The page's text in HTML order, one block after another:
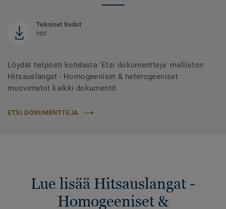
Tekniset tiedot
PDF
Löydät helposti kohdasta 'Etsi dokumentteja' malliston
Hitsauslangat - Homogeeniset & heterogeeniset
muovimatot kaikki dokumentit
ETSI DOKUMENTTEJA
Lue lisää Hitsauslangat -
Homogeeniset &